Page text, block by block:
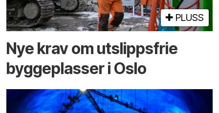
PLUSS
Nye krav om utslippsfrie
byggeplasser i Oslo